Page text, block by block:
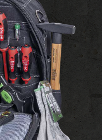
de leverancier
met uiterst
modulair systeem
secties. De zeer slanke
wallwasheroptiek of in